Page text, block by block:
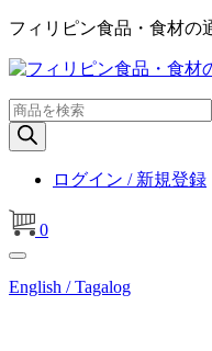
フィリピン食品・食材の
商
品
検
ログイン / 新規登録
0
English / Tagalog